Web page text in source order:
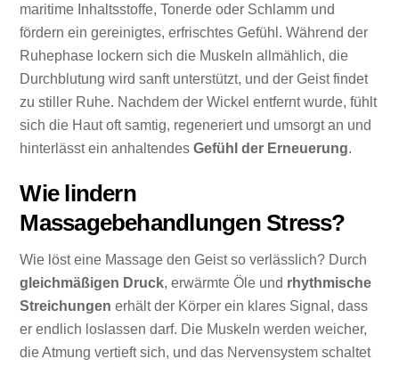
maritime Inhaltsstoffe, Tonerde oder Schlamm und
fördern ein gereinigtes, erfrischtes Gefühl. Während der
Ruhephase lockern sich die Muskeln allmählich, die
Durchblutung wird sanft unterstützt, und der Geist findet
zu stiller Ruhe. Nachdem der Wickel entfernt wurde, fühlt
sich die Haut oft samtig, regeneriert und umsorgt an und
hinterlässt ein anhaltendesGefühl der Erneuerung.
Wie lindern
Massagebehandlungen Stress?
Wie löst eine Massage den Geist so verlässlich? Durch
gleichmäßigen Druck, erwärmte Öle und rhythmische
Streichungen erhält der Körper ein klares Signal, dass
er endlich loslassen darf. Die Muskeln werden weicher,
die Atmung vertieft sich, und das Nervensystem schaltet